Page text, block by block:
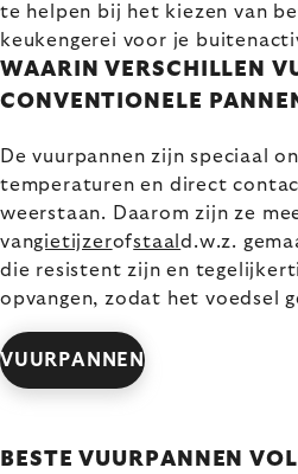
te helpen bij het kiezen van
keukengerei voor je
WAARIN VERSCHILLEN
CONVENTIONELE
De vuurpannen zijn speciaal
temperaturen en direct
weerstaan. Daarom zijn ze
vangietijzerofstaald.w.z.
die resistent zijn en
opvangen, zodat het voedsel
VUURPANNEN
BESTE VUURPANNEN